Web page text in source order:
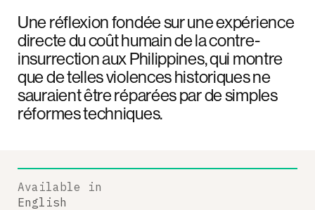
Une réflexion fondée sur une expérience
directe du coût humain de la contre-
insurrection aux Philippines, qui montre
que de telles violences historiques ne
sauraient être réparées par de simples
réformes techniques.
Available in
English